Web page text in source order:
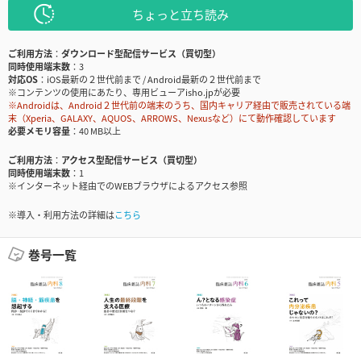
ちょっと立ち読み
ご利用方法
ダウンロード型配信サービス（買切型）
同時使用端末数
3
対応OS
iOS最新の２世代前まで / Android最新の２世代前まで
※コンテンツの使用にあたり、専用ビューアisho.jpが必要
※Androidは、Android２世代前の端末のうち、国内キャリア経由で販売されている端
末（Xperia、GALAXY、AQUOS、ARROWS、Nexusなど）にて動作確認しています
必要メモリ容量
40 MB以上
ご利用方法
アクセス型配信サービス（買切型）
同時使用端末数
1
※インターネット経由でのWEBブラウザによるアクセス参照
※導入・利用方法の詳細はこちら
巻号一覧